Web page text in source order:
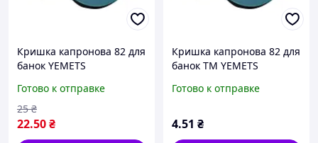
Кришка капронова 82 для
банок YEMETS
Готово к отправке
22.50₴
25 ₴
Кришка капронова 82 для
банок ТМ YEMETS
Готово к отправке
4.51 ₴